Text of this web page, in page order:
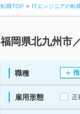
転職TOP ITエンジニアの転
福岡県北九州市
職種
雇用形態 正